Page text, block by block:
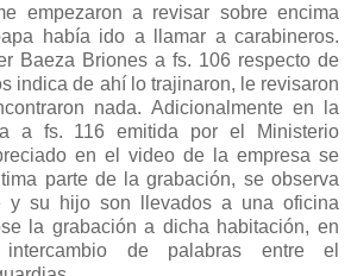
empezaron a revisar sobre encima
había ido a llamar a carabineros.
Baeza Briones a fs. 106 respecto de
indica de ahí lo trajinaron, le revisaron
nada. Adicionalmente en la
a fs. 116 emitida por el Ministerio
en el video de la empresa se
parte de la grabación, se observa
y su hijo son llevados a una oficina
la grabación a dicha habitación, en
de palabras entre el